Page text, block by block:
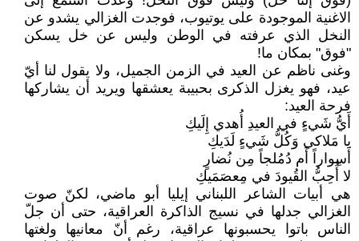
الاغنية الموجودة على يوتيوب، فوجدت الغزالي يشدو عن
النخل الذي عرفته في الوطن وليس عن خل يسكن
"فوق" بمكان ما!
وغنى ناظم عن العيد في الزمن الجميل، ولا يقول لنا أيّ
عيد، فهو يغزل الذكرى بحبيبة يعشقها ويريد أن يشاركها
فرحة العيد:
أَيُّ شَيءٍ في العيدِ أُهدي إِلَيكِ
يا مَلاكي وَكُلُّ شَيءٍ لَدَيكِ
أَسِواراً أَم دُمُلجاً مِن نُضارٍ
لا أُحِبُّ القُيودَ في مِعصَمَيكِ
هي أبيات الشاعر اللبناني إيليا أبو ماضي، لكنّ صوت
الغزالي جدلها في نسيج الذاكرة العراقية، حتى أن جلّ
الناس باتوا يحسبونها عراقية، رغم أنّ معانيها ولغتها